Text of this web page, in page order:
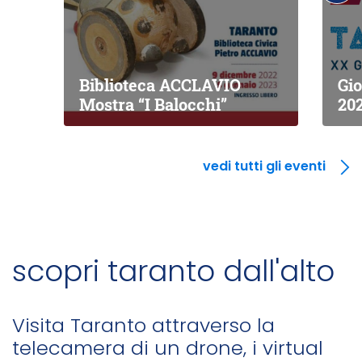
Biblioteca ACCLAVIO
Mostra “I Balocchi”
vedi tutti gli eventi
scopri taranto dall'alto
Visita Taranto attraverso la
telecamera di un drone, i virtual